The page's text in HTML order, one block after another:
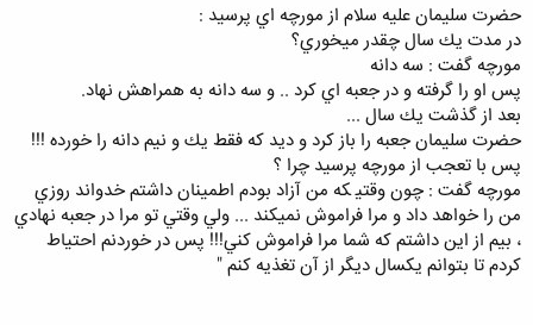
ﺣﻀﺮﺕ ﺳﻠﻴﻤﺎﻥ ﻋﻠﻴﻪ ﺳﻼﻡ ﺍﺯ ﻣﻮﺭﭼﻪ ﺍﻱ ﭘﺮﺳﻴﺪ :
ﺩﺭ ﻣﺪﺕ ﻳﻚ ﺳﺎﻝ ﭼﻘﺪﺭ ﻣﻴﺨﻮﺭﻱ؟
ﻣﻮﺭﭼﻪ ﮔﻔﺖ : ﺳﻪ ﺩﺍﻧﻪ
ﭘﺲ ﺍﻭ ﺭﺍ ﮔﺮﻓﺘﻪ ﻭ ﺩﺭ ﺟﻌﺒﻪ ﺍﻱ ﻛﺮﺩ .. ﻭ ﺳﻪ ﺩﺍﻧﻪ ﺑﻪ ﻫﻤﺮﺍﻫﺶ ﻧﻬﺎﺩ.
ﺑﻌﺪ ﺍﺯ ﮔﺬﺷﺖ ﻳﻚ ﺳﺎﻝ ...
ﺣﻀﺮﺕ ﺳﻠﻴﻤﺎﻥ ﺟﻌﺒﻪ ﺭﺍ ﺑﺎﺯ ﻛﺮﺩ ﻭ ﺩﻳﺪ ﻛﻪ ﻓﻘﻂ ﻳﻚ ﻭ ﻧﻴﻢ ﺩﺍﻧﻪ ﺭﺍ ﺧﻮﺭﺩﻩ !!!
ﭘﺲ ﺑﺎ ﺗﻌﺠﺐ ﺍﺯ ﻣﻮﺭﭼﻪ ﭘﺮﺳﻴﺪ ﭼﺮﺍ ؟
ﻣﻮﺭﭼﻪ ﮔﻔﺖ : ﭼﻮﻥ ﻭﻗﺘﻴ ﻜﻪ ﻣﻦ ﺁﺯﺍﺩ ﺑﻮﺩﻡ ﺍﻃﻤﻴﻨﺎﻥ داشتم ﺧﺪﻭﺍﻧﺪ ﺭﻭﺯﻱ
ﻣﻦ ﺭﺍ ﺧﻮﺍﻫﺪ ﺩﺍﺩ ﻭ ﻣﺮﺍ ﻓﺮﺍﻣﻮﺵ ﻧﻤﻴﻜﻨﺪ ... ﻭﻟﻲ ﻭﻗﺘﻲ ﺗﻮ ﻣﺮﺍ ﺩﺭ ﺟﻌﺒﻪ ﻧﻬﺎﺩﻱ
، ﺑﻴﻢ ﺍﺯ ﺍﻳﻦ ﺩﺍﺷﺘﻢ ﻛﻪ ﺷﻤﺎ ﻣﺮﺍ ﻓﺮﺍﻣﻮﺵ ﻛﻨﻲ!!! ﭘﺲ ﺩﺭ ﺧﻮﺭﺩﻧﻢ ﺍﺣﺘﻴﺎﻁ
ﻛﺮﺩﻡ ﺗﺎ ﺑﺘﻮﺍﻧﻢ ﻳﻜﺴﺎﻝ ﺩﻳﮕﺮ ﺍﺯ ﺁﻥ ﺗﻐﺬﻳﻪ ﻛﻨﻢ "